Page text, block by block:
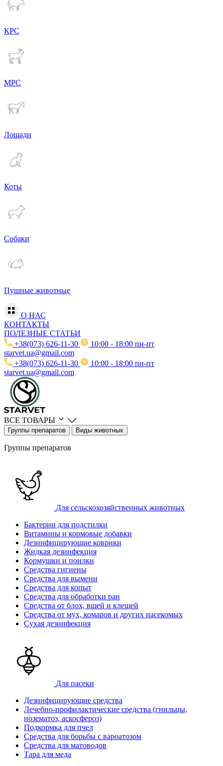
КРС
МРС
Лошади
Коты
Собаки
Пушные животные
О НАС
КОНТАКТЫ
ПОЛЕЗНЫЕ СТАТЬИ
+38(073) 626-11-30
10:00 - 18:00 пн-пт
starvet.ua@gmail.com
+38(073) 626-11-30
10:00 - 18:00 пн-пт
starvet.ua@gmail.com
ВСЕ ТОВАРЫ
Группы препаратов Виды животных
Группы препаратов
Для сельскохозяйственных животных
Бактерии для подстилки
Витамины и кормовые добавки
Дезинфицирующие коврики
Жидкая дезинфекция
Кормушки и поилки
Средства гигиены
Средства для вымени
Средства для копыт
Средства для обработки ран
Средства от блох, вшей и клещей
Средства от мух, комаров и других насекомых
Сухая дезинфекция
Для пасеки
Дезинфицирующие средства
Лечебно-профилактические средства (гнильцы,
нозематоз, аскосфероз)
Подкормка для пчел
Средства для борьбы с вароатозом
Средства для матоводов
Тара для меда